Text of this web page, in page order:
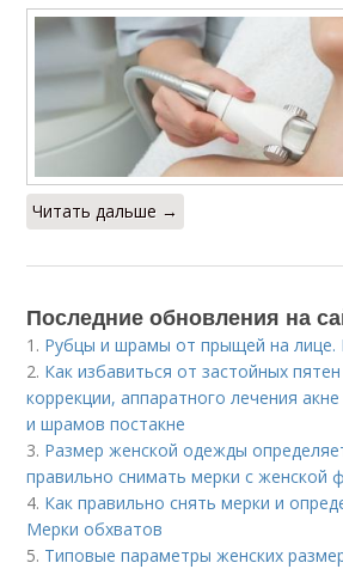
Читать дальше →
Последние обновления на
1. Рубцы и шрамы от прыщей на лице.
2. Как избавиться от застойных
коррекции, аппаратного лечения
и шрамов постакне
3. Размер женской одежды
правильно снимать мерки с женской
4. Как правильно снять мерки и
Мерки обхватов
5. Типовые параметры женских